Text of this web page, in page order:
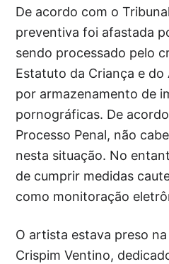
De acordo com o
preventiva foi afastada
sendo processado pelo
Estatuto da Criança e do
por armazenamento de
pornográficas. De
Processo Penal, não
nesta situação. No
de cumprir medidas
como monitoração
O artista estava preso
Crispim Ventino,